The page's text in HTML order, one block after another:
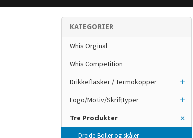
KATEGORIER
Whis Orginal
Whis Competition
Drikkeflasker / Termokopper
Logo/Motiv/Skrifttyper
Tre Produkter
Dreide Boller og skåler